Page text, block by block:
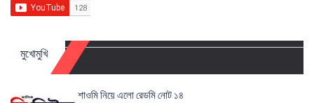
মুখোমুখি
শাওমি নিয়ে এলো রেডমি নোট ১৪